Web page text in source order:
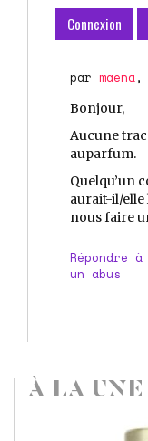
Connexion
par maena,
Bonjour,
Aucune
auparfum.
Quelqu’un
aurait-il/elle
nous faire
Répondre
un abus
À LA UNE